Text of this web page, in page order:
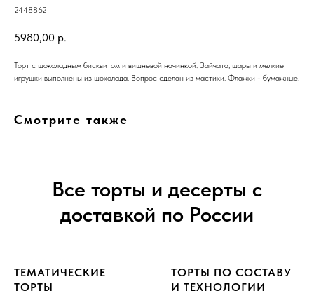
2448862
5980,00 р.
Торт с шоколадным бисквитом и вишневой начинкой. Зайчата, шары и мелкие
игрушки выполнены из шоколада. Вопрос сделан из мастики. Флажки - бумажные.
Смотрите также
Все торты и десерты с
доставкой по России
ТЕМАТИЧЕСКИЕ
ТОРТЫ
ТОРТЫ ПО СОСТАВУ
И ТЕХНОЛОГИИ